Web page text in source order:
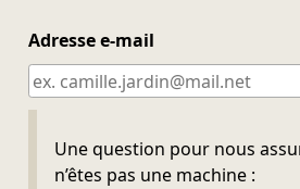
Adresse e-mail
Une question pour nous
n’êtes pas une machine :
Ne pas remplir